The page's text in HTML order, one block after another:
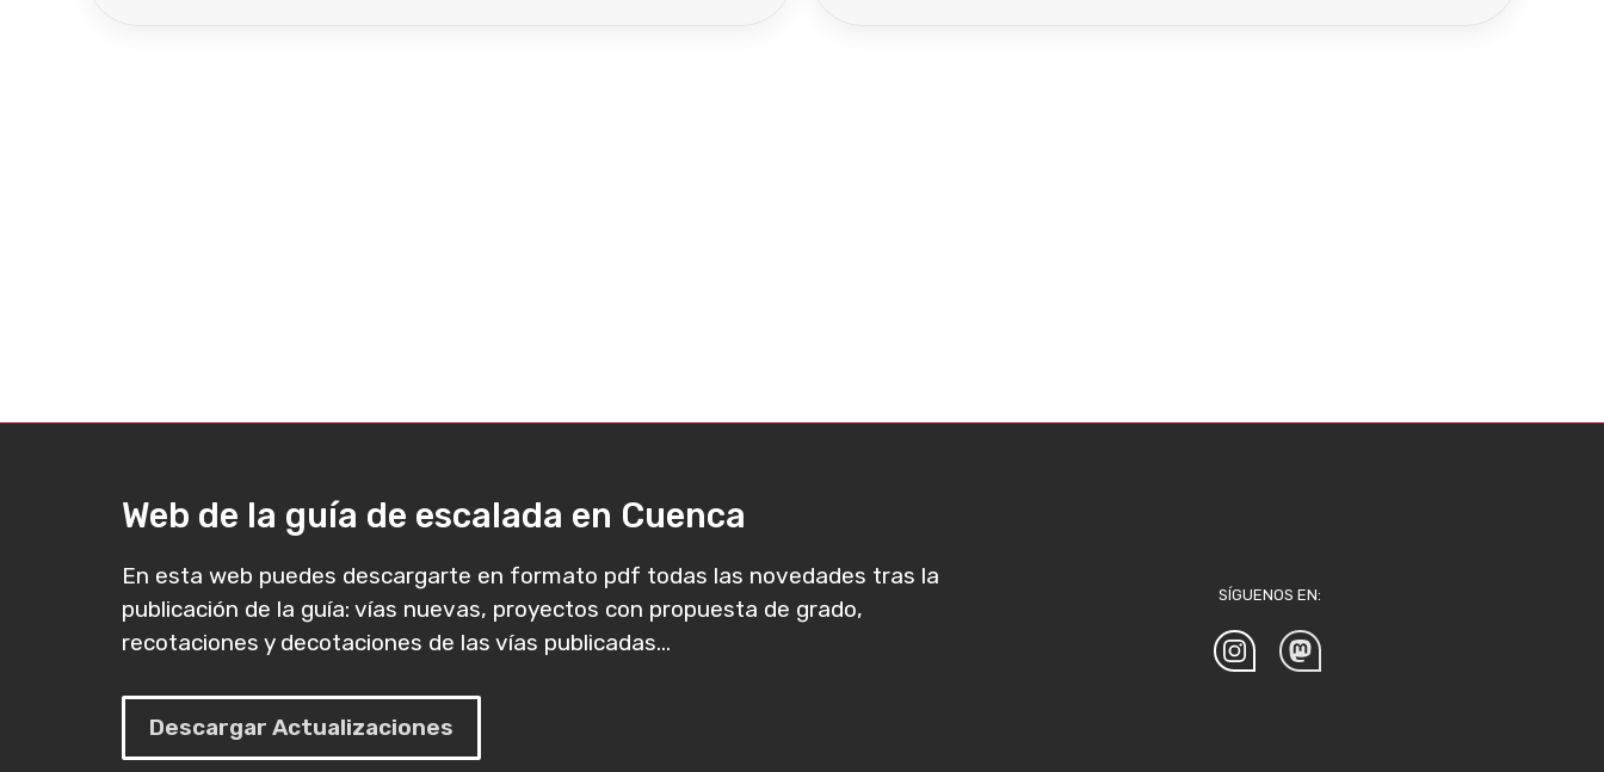
Web de la guía de escalada en Cuenca
En esta web puedes descargarte en formato pdf todas las novedades tras la
publicación de la guía: vías nuevas, proyectos con propuesta de grado,
recotaciones y decotaciones de las vías publicadas...
Descargar Actualizaciones
SÍGUENOS EN: